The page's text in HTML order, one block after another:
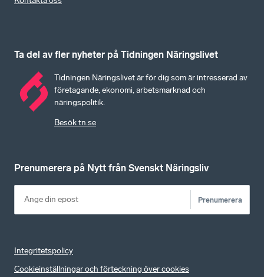
Ta del av fler nyheter på Tidningen Näringslivet
Tidningen Näringslivet är för dig som är intresserad av
företagande, ekonomi, arbetsmarknad och
näringspolitik.
Besök tn.se
Prenumerera på Nytt från Svenskt Näringsliv
Prenumerera
Integritetspolicy
Cookieinställningar och förteckning över cookies